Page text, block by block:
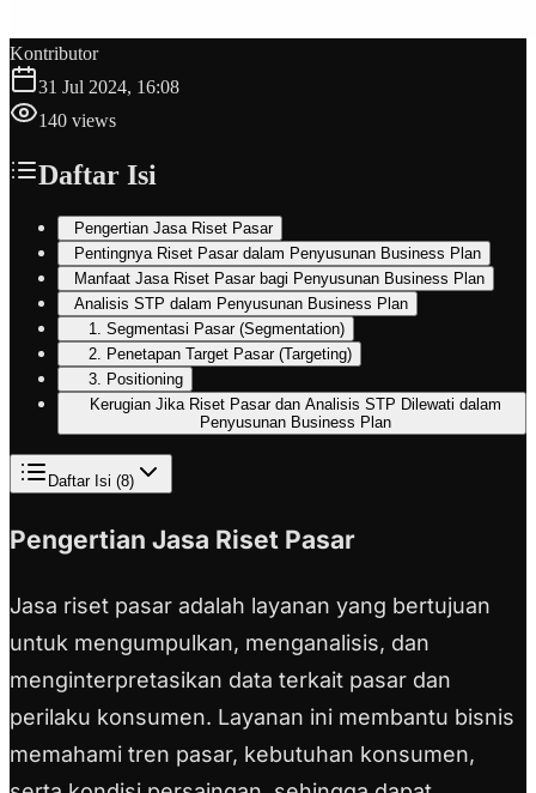
Kontributor
31 Jul 2024, 16:08
140 views
Daftar Isi
Pengertian Jasa Riset Pasar
Pentingnya Riset Pasar dalam Penyusunan Business Plan
Manfaat Jasa Riset Pasar bagi Penyusunan Business Plan
Analisis STP dalam Penyusunan Business Plan
1. Segmentasi Pasar (Segmentation)
2. Penetapan Target Pasar (Targeting)
3. Positioning
Kerugian Jika Riset Pasar dan Analisis STP Dilewati dalam
Penyusunan Business Plan
Daftar Isi (8)
Pengertian Jasa Riset Pasar
Jasa riset pasar adalah layanan yang bertujuan
untuk mengumpulkan, menganalisis, dan
menginterpretasikan data terkait pasar dan
perilaku konsumen. Layanan ini membantu bisnis
memahami tren pasar, kebutuhan konsumen,